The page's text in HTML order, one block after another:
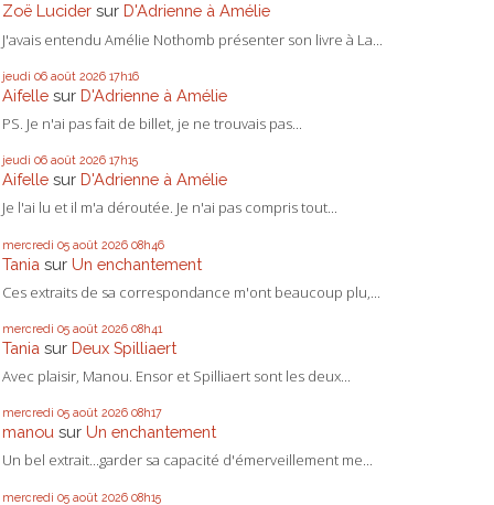
Zoë Lucider sur D'Adrienne à Amélie
J'avais entendu Amélie Nothomb présenter son livre à La...
jeudi 06 août 2026 17h16
Aifelle sur D'Adrienne à Amélie
PS. Je n'ai pas fait de billet, je ne trouvais pas...
jeudi 06 août 2026 17h15
Aifelle sur D'Adrienne à Amélie
Je l'ai lu et il m'a déroutée. Je n'ai pas compris tout...
mercredi 05 août 2026 08h46
Tania sur Un enchantement
Ces extraits de sa correspondance m'ont beaucoup plu,...
mercredi 05 août 2026 08h41
Tania sur Deux Spilliaert
Avec plaisir, Manou. Ensor et Spilliaert sont les deux...
mercredi 05 août 2026 08h17
manou sur Un enchantement
Un bel extrait...garder sa capacité d'émerveillement me...
mercredi 05 août 2026 08h15